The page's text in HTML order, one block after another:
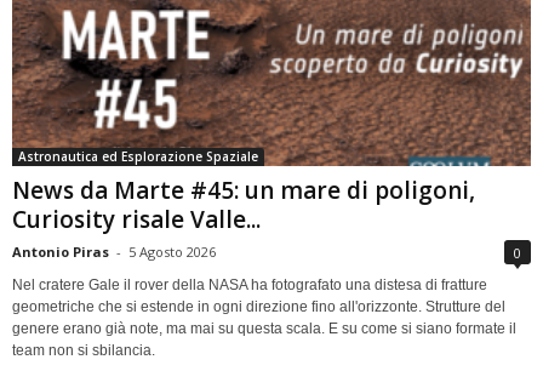
Astronautica ed Esplorazione Spaziale
News da Marte #45: un mare di poligoni,
Curiosity risale Valle...
Antonio Piras - 5 Agosto 2026 0
Nel cratere Gale il rover della NASA ha fotografato una distesa di fratture
geometriche che si estende in ogni direzione fino all'orizzonte. Strutture del
genere erano già note, ma mai su questa scala. E su come si siano formate il
team non si sbilancia.